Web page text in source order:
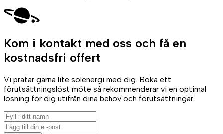
Kom i kontakt med oss och få en
kostnadsfri offert
Vi pratar gärna lite solenergi med dig. Boka ett
förutsättningslöst möte så rekommenderar vi en optimal
lösning för dig utifrån dina behov och förutsättningar.